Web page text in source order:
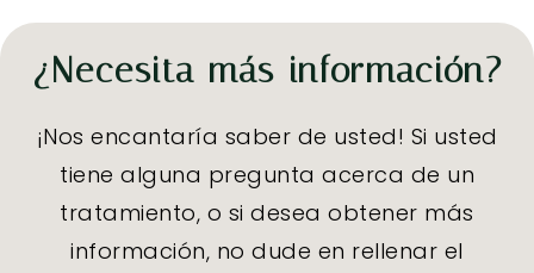
¿Necesita más información?
¡Nos encantaría saber de usted! Si usted
tiene alguna pregunta acerca de un
tratamiento, o si desea obtener más
información, no dude en rellenar el